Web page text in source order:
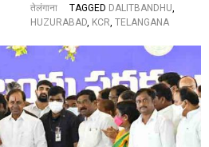
तेलंगाना
TAGGED DALITBANDHU,
HUZURABAD, KCR, TELANGANA